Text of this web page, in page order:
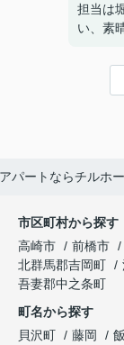
担当は
い、素
パートならチルホ
市区町村から探す
高崎市
前橋市
北群馬郡吉岡町
吾妻郡中之条町
町名から探す
貝沢町
藤岡